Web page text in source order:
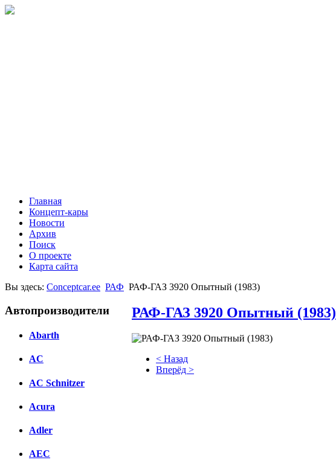
Главная
Концепт-кары
Новости
Архив
Поиск
О проекте
Карта сайта
Вы здесь: Conceptcar.ee РАФ РАФ-ГАЗ 3920 Опытный (1983)
Автопроизводители
Abarth
AC
AC Schnitzer
Acura
Adler
AEC
РАФ-ГАЗ 3920 Опытный (1983)
< Назад
Вперёд >